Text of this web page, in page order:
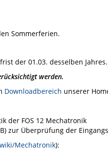
Sommerferien.
der 01.03. desselben Jahres.
werden.
Downloadbereich unserer
der FOS 12 Mechatronik
zur Überprüfung der
Mechatronik):